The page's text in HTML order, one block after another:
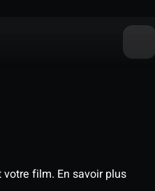
votre film. En savoir plus